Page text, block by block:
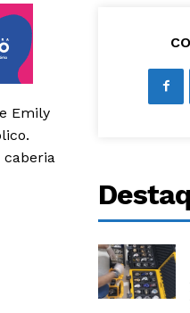
Emily
caberia